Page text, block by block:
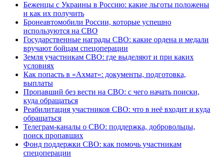
Беженцы с Украины в Россию: какие льготы положены
и как их получить
Бронеавтомобили России, которые успешно
используются на СВО
Государственные награды СВО: какие ордена и медали
вручают бойцам спецоперации
Земля участникам СВО: где выделяют и при каких
условиях
Как попасть в «Ахмат»: документы, подготовка,
выплаты
Пропавший без вести на СВО: с чего начать поиски,
куда обращаться
Реабилитация участников СВО: что в неё входит и куда
обращаться
Телеграм-каналы о СВО: поддержка, добровольцы,
поиск пропавших
Фонд поддержки СВО: как помочь участникам
спецоперации